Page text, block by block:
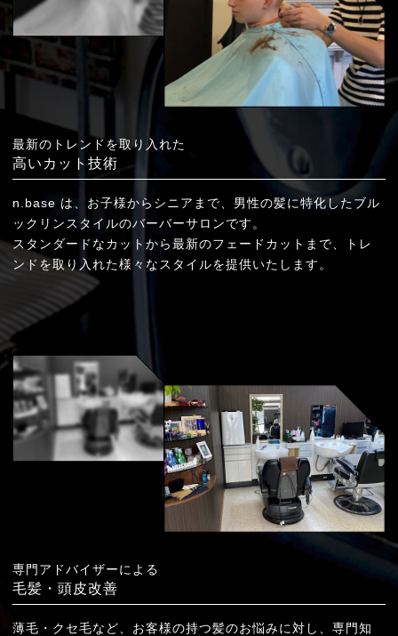
最新のトレンドを取り入れた
高いカット技術
n.base は、お子様からシニアまで、男性の髪に特化したブル
ックリンスタイルのバーバーサロンです。
スタンダードなカットから最新のフェードカットまで、トレ
ンドを取り入れた様々なスタイルを提供いたします。
専門アドバイザーによる
毛髪・頭皮改善
薄毛・クセ毛など、お客様の持つ髪のお悩みに対し、専門知